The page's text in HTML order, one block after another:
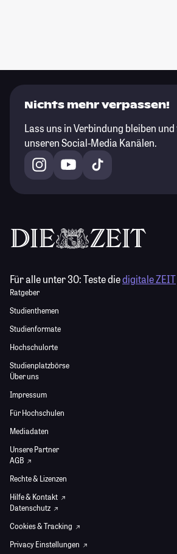
Nichts mehr verpassen!
Lass uns in Verbindung bleiben
unseren Social-Media Kanälen.
Für alle unter 30:Teste diedigitale ZEIT
Ratgeber
Studienthemen
Studienformate
Hochschulorte
Studienplatzbörse
Über uns
Impressum
Für Hochschulen
Mediadaten
Unsere Partner
AGB
Rechte & Lizenzen
Hilfe & Kontakt
Datenschutz
Cookies & Tracking
Privacy Einstellungen